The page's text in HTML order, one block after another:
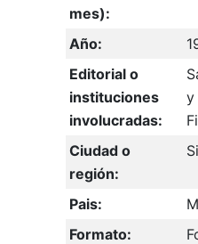
mes):
Año:
Editorial o
instituciones
involucradas:
y
Ciudad o
región:
Pais:
Formato: